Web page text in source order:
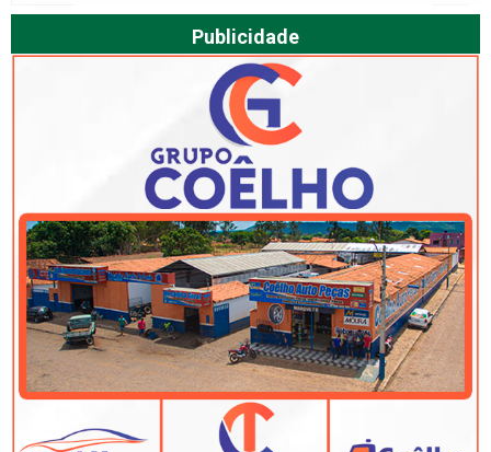
Publicidade